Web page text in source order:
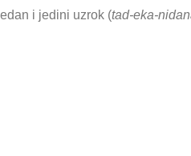
i jedini uzrok (tad-eka-